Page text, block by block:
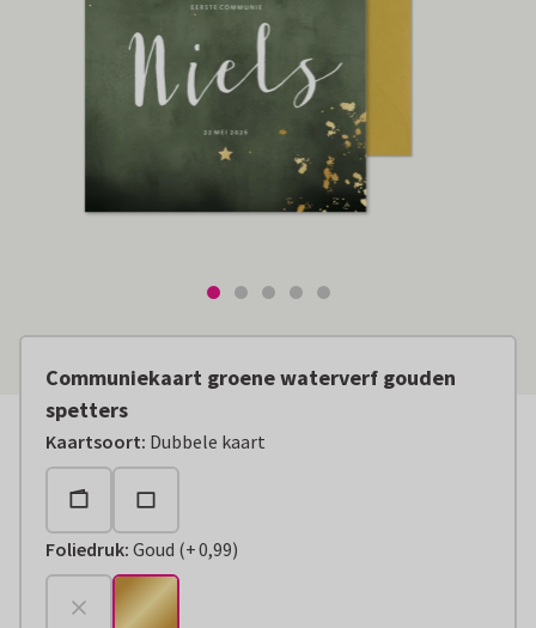
Communiekaart groene waterverf gouden
spetters
Kaartsoort: Dubbele kaart
Foliedruk: Goud (
+€ 0,99
+0,99)